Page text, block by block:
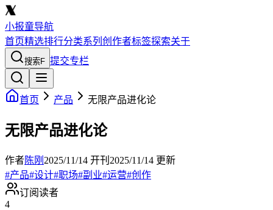
小报童导航
首页精选排行分类系列 创作者标签探索关于
搜索F 提交专栏
首页 产品 无限产品进化论
无限产品进化论
作者陈刚 2025/11/14 开刊 2025/11/14 更新
#产品#设计#职场#副业#运营#创作
订阅读者
4